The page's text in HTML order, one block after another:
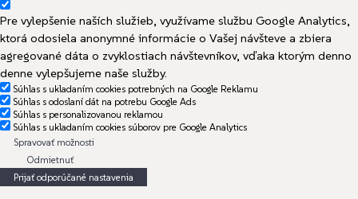
Pre vylepšenie naších služieb, využívame službu Google Analytics,
ktorá odosiela anonymné informácie o Vašej návšteve a zbiera
agregované dáta o zvyklostiach návštevníkov, vďaka ktorým denno
denne vylepšujeme naše služby.
Súhlas s ukladaním cookies potrebných na Google Reklamu
Súhlas s odoslaní dát na potrebu Google Ads
Súhlas s personalizovanou reklamou
Súhlas s ukladaním cookies súborov pre Google Analytics
Spravovať možnosti
Odmietnuť
Prijať odporúčané nastavenia